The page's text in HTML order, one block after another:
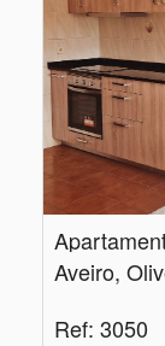
Aveiro,
Ref: 3050